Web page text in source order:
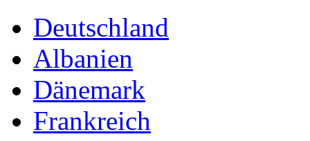
Deutschland
Albanien
Dänemark
Frankreich